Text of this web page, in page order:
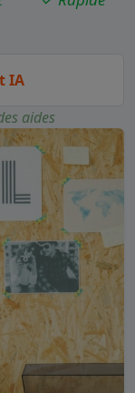
IA
aides